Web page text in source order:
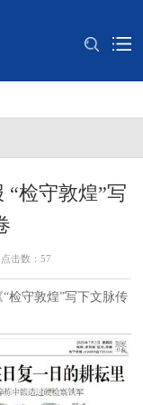
“检守敦煌”写
击数： 57
检守敦煌”写下文脉传